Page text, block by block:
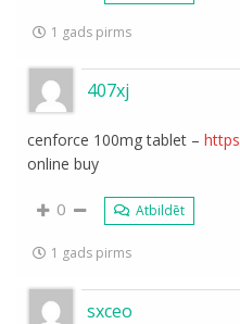
1 gads pirms
407xj
cenforce 100mg tablet –
online buy
0 Atbildēt
1 gads pirms
sxceo